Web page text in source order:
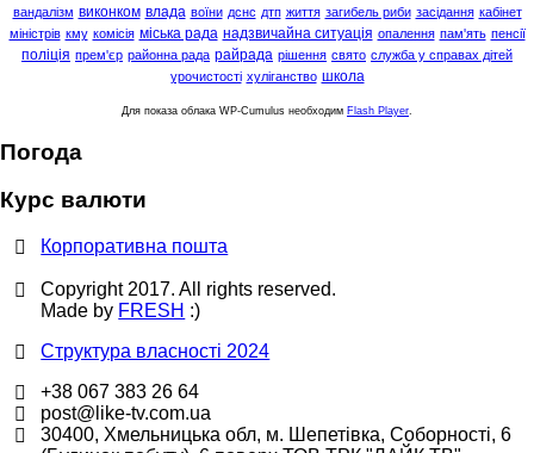
вандалізм виконком влада воїни дснс дтп життя загибель риби засідання кабінет
міністрів кму комісія міська рада надзвичайна ситуація опалення пам'ять пенсії
поліція прем'єр районна рада райрада рішення свято служба у справах дітей
урочистості хуліганство школа
Для показа облака WP-Cumulus необходим Flash Player
Погода
Курс валюти
Корпоративна пошта
Copyright 2017. All rights reserved.
Made by FRESH :)
Структура власності 2024
+38 067 383 26 64
post@like-tv.com.ua
30400, Хмельницька обл, м. Шепетівка, Соборності, 6